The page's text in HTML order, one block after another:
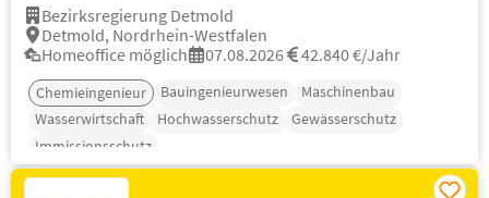
Bezirksregierung Detmold
Detmold, Nordrhein-Westfalen
Homeoffice möglich
07.08.2026 42.840 €/Jahr
Chemieingenieur Bauingenieurwesen
Maschinenbau
Wasserwirtschaft
Hochwasserschutz
Gewässerschutz
Immissionsschutz